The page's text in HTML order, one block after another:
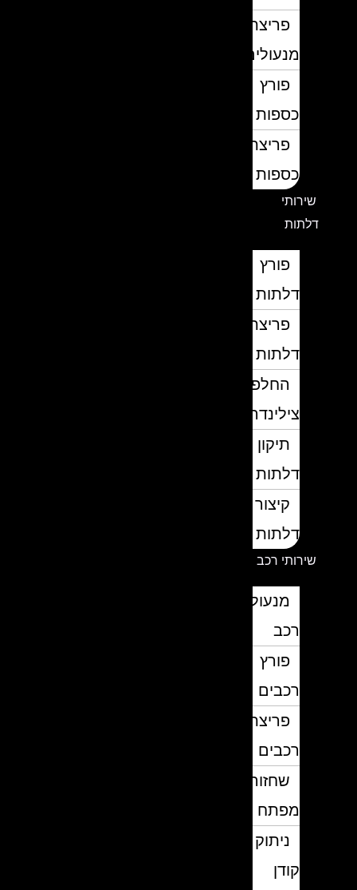
פריצת
מנעולים
פורץ
כספות
פריצת
כספות
שירותי
דלתות
פורץ
דלתות
פריצת
דלתות
החלפת
צילינדרים
תיקון
דלתות
קיצור
דלתות
שירותי רכב
מנעולן
פורץ
רכבים
פריצת
רכבים
שחזור
מפתח
ניתוק